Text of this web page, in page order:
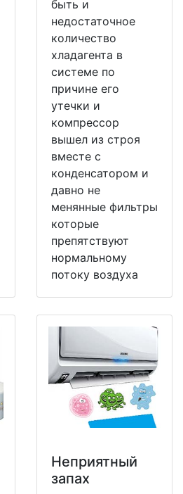
быть и
недостаточное
количество
хладагента в
системе по
причине его
утечки и
компрессор
вышел из строя
вместе с
конденсатором и
давно не
менянные фильтры
которые
препятствуют
нормальному
потоку воздуха
Неприятный
запах